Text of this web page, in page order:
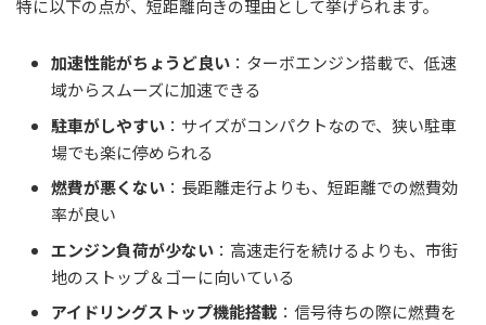
特に以下の点が、短距離向きの理由として挙げられます。
加速性能がちょうど良い ：ターボエンジン搭載で、低速
域からスムーズに加速できる
駐車がしやすい ：サイズがコンパクトなので、狭い駐車
場でも楽に停められる
燃費が悪くない ：長距離走行よりも、短距離での燃費効
率が良い
エンジン負荷が少ない ：高速走行を続けるよりも、市街
地のストップ＆ゴーに向いている
アイドリングストップ機能搭載 ：信号待ちの際に燃費を